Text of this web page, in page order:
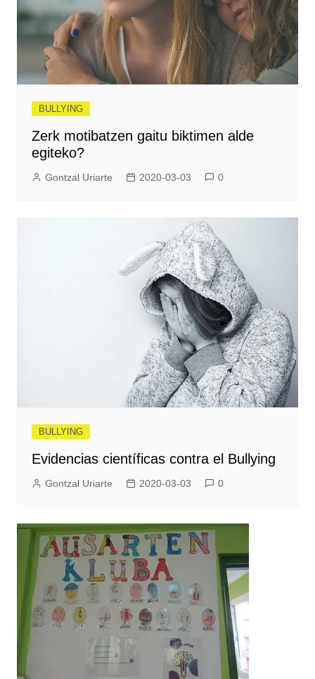
BULLYING
Zerk motibatzen gaitu biktimen alde
egiteko?
Gontzal Uriarte 2020-03-03 0
BULLYING
Evidencias científicas contra el Bullying
Gontzal Uriarte 2020-03-03 0